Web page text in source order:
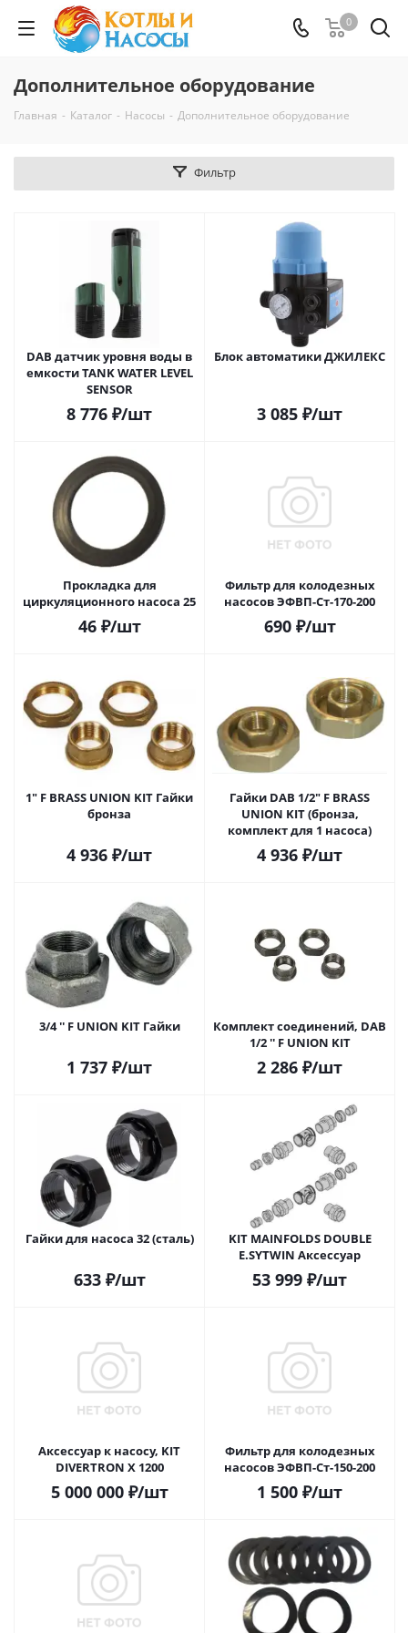
0
Дополнительное оборудование
Главная - Каталог - Насосы - Дополнительное оборудование
Фильтр
DAB датчик уровня воды в
емкости TANK WATER LEVEL
SENSOR
8 776 ₽/шт
Блок автоматики ДЖИЛЕКС
3 085 ₽/шт
Прокладка для
циркуляционного насоса 25
46₽/шт
Фильтр для колодезных
насосов ЭФВП-Ст-170-200
690₽/шт
1" F BRASS UNION KIT Гайки
бронза
4 936 ₽/шт
Гайки DAB 1/2" F BRASS
UNION KIT (бронза,
комплект для 1 насоса)
4 936 ₽/шт
3/4 '' F UNION KIT Гайки
1 737 ₽/шт
Комплект соединений, DAB
1/2 '' F UNION KIT
2 286 ₽/шт
Гайки для насоса 32 (сталь)
633₽/шт
KIT MAINFOLDS DOUBLE
E.SYTWIN Аксессуар
53 999 ₽/шт
Аксессуар к насосу, KIT
DIVERTRON X 1200
5 000 000₽/шт
Фильтр для колодезных
насосов ЭФВП-Ст-150-200
1 500 ₽/шт